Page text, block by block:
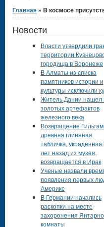
Главная » В космосе
Новости
Власти утвердили
территории
городища в Воронеже
В Алматы из списка
памятников истории и
культуры исключили
Житель Дании нашел
золотых артефактов
железного века
Возвращение
древняя глиняная
табличка, украденная
лет назад из музея,
возвращается в Ирак
Ученые назвали
появления первых
Америке
В Германии начались
раскопки на месте
захоронения
комнаты